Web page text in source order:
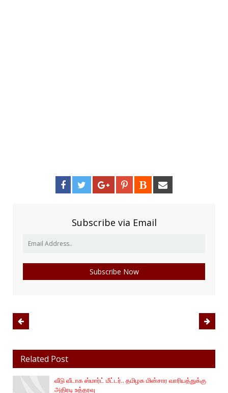
Subscribe via Email
Related Post
வீடு வீடாக ஸ்மார்ட் மீட்டர்.. தமிழக மின்சார வாரியத்துக்கு
அதிரடி உத்தரவு